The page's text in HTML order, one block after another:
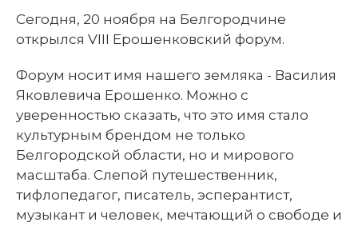
Сегодня, 20 ноября на Белгородчине
открылся VIII Ерошенковский форум.
Форум носит имя нашего земляка - Василия
Яковлевича Ерошенко. Можно с
уверенностью сказать, что это имя стало
культурным брендом не только
Белгородской области, но и мирового
масштаба. Слепой путешественник,
тифлопедагог, писатель, эсперантист,
музыкант и человек, мечтающий о свободе и